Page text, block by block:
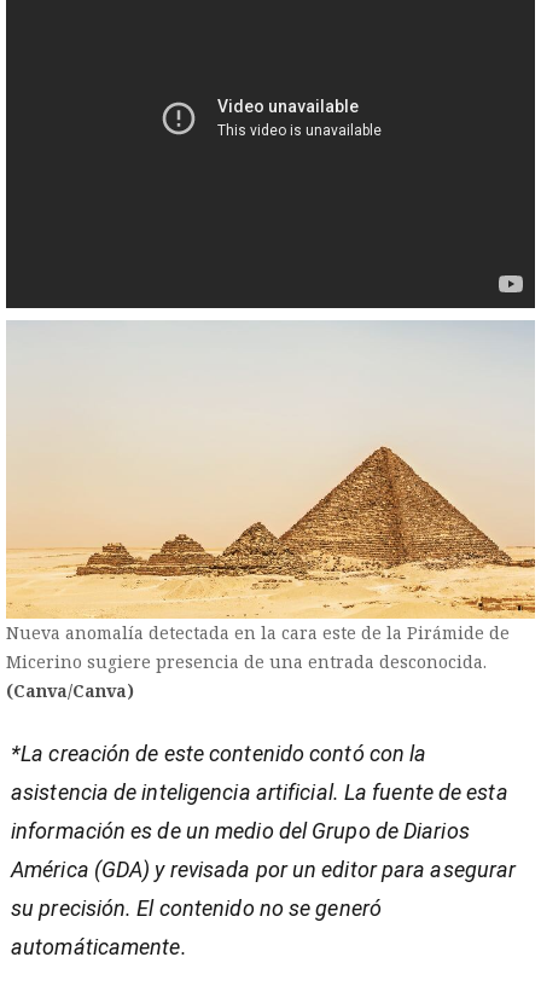
Nueva anomalía detectada en la cara este de la Pirámide de
Micerino sugiere presencia de una entrada desconocida.
(Canva/Canva)
*La creación de este contenido contó con la
asistencia de inteligencia artificial. La fuente de esta
información es de un medio del Grupo de Diarios
América (GDA) y revisada por un editor para asegurar
su precisión. El contenido no se generó
automáticamente.